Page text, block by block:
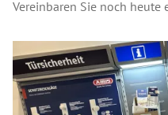
Vereinbaren Sie noch heute